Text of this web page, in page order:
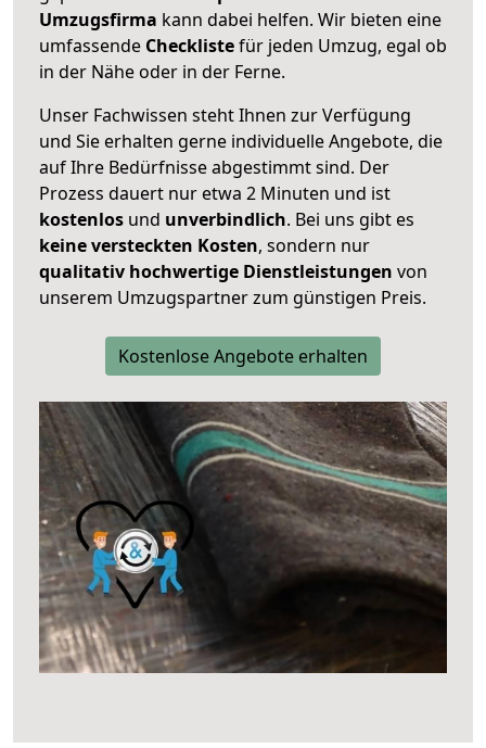
Umzugsfirma kann dabei helfen. Wir bieten eine
umfassende Checklistefür jeden Umzug, egal ob
in der Nähe oder in der Ferne.
Unser Fachwissen steht Ihnen zur Verfügung
und Sie erhalten gerne individuelle Angebote, die
auf Ihre Bedürfnisse abgestimmt sind. Der
Prozess dauert nur etwa 2 Minuten und ist
kostenlos und unverbindlich. Bei uns gibt es
keine versteckten Kosten, sondern nur
qualitativ hochwertige Dienstleistungen von
unserem Umzugspartner zum günstigen Preis.
Kostenlose Angebote erhalten